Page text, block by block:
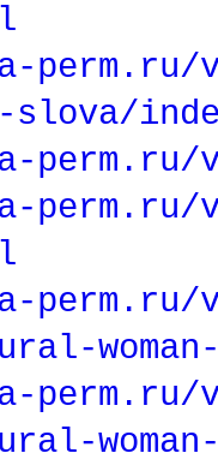
perm.ru/
perm.ru/